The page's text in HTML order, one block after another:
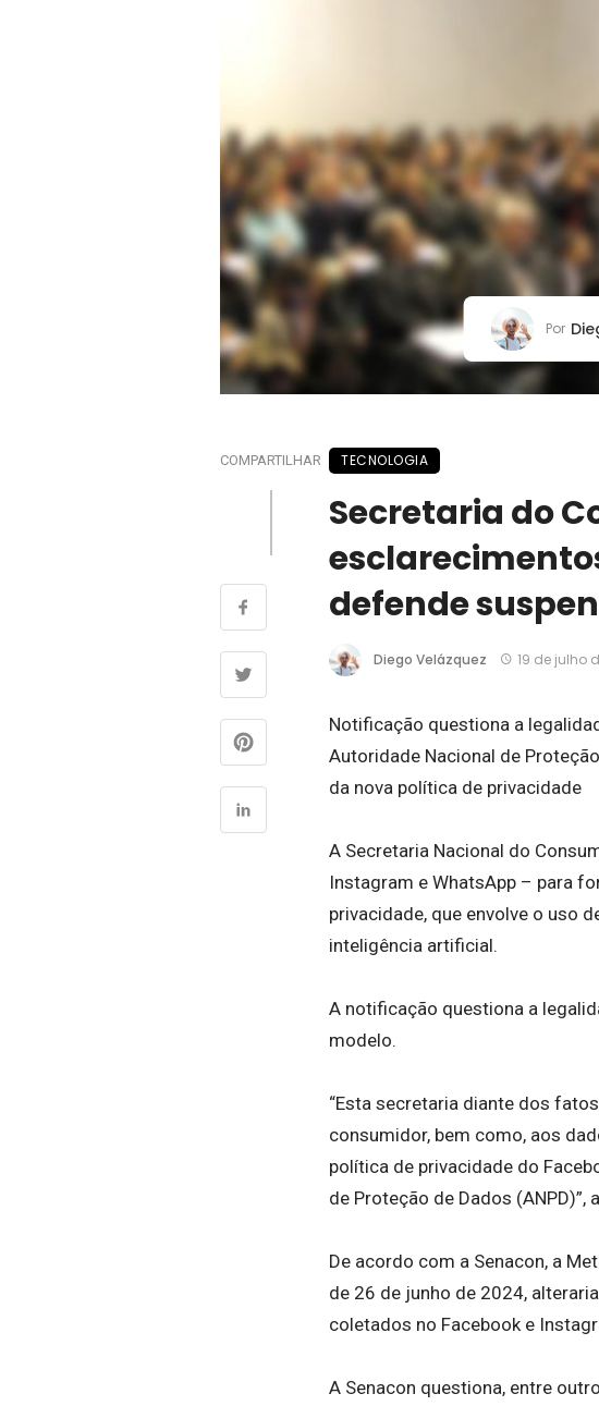
Por
COMPARTILHAR TECNOLOGIA
Secretaria do
defende
Diego Velázquez 19 de julho
Notificação questiona a
Autoridade Nacional de
da nova política de privacidade
A Secretaria Nacional do
Instagram e WhatsApp – para
privacidade, que envolve o uso
inteligência artificial.
A notificação questiona a
modelo.
“Esta secretaria diante dos
consumidor, bem como, aos
política de privacidade do
de Proteção de Dados (ANPD)”,
De acordo com a Senacon, a
de 26 de junho de 2024,
coletados no Facebook e
A Senacon questiona, entre